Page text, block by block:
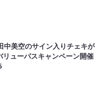
中美空のサイン入りチェキが
リューパスキャンペーン開催